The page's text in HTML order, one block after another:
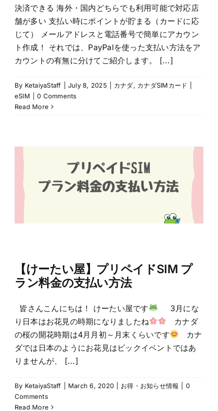
決済できる 海外・国内どちらでも利用可能で対応店
舗が多い 支払い時にポイントが貯まる（カードに応
じて） メールアドレスと電話番号で簡単にアカウン
ト作成！ それでは、PayPalを使った支払い方法をア
カウントの有無に分けてご紹介します。 [...]
By KetaiyaStaff July 8, 2025 カナダ, カナダSIMカード |
eSIM
0 Comments
Read More
【けーたい屋】プリペイドSIM プ
ラン料金の支払い方法
皆さんこんにちは！ けーたい屋です
3月にな
り日本はお花見の時期になりましたね
カナダ
の桜の開花時期は4月月初～月末くらいです
カナ
ダでは日本のようにお花見はビックイベントではあ
りませんが、 [...]
By KetaiyaStaff March 6, 2020 お得・お知らせ情報
0
Comments
Read More